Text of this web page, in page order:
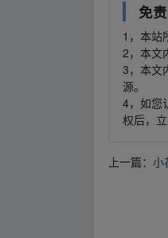
免
1，本站
2，本文
3，本文
源。
4，如您
权后，
上一篇： 小